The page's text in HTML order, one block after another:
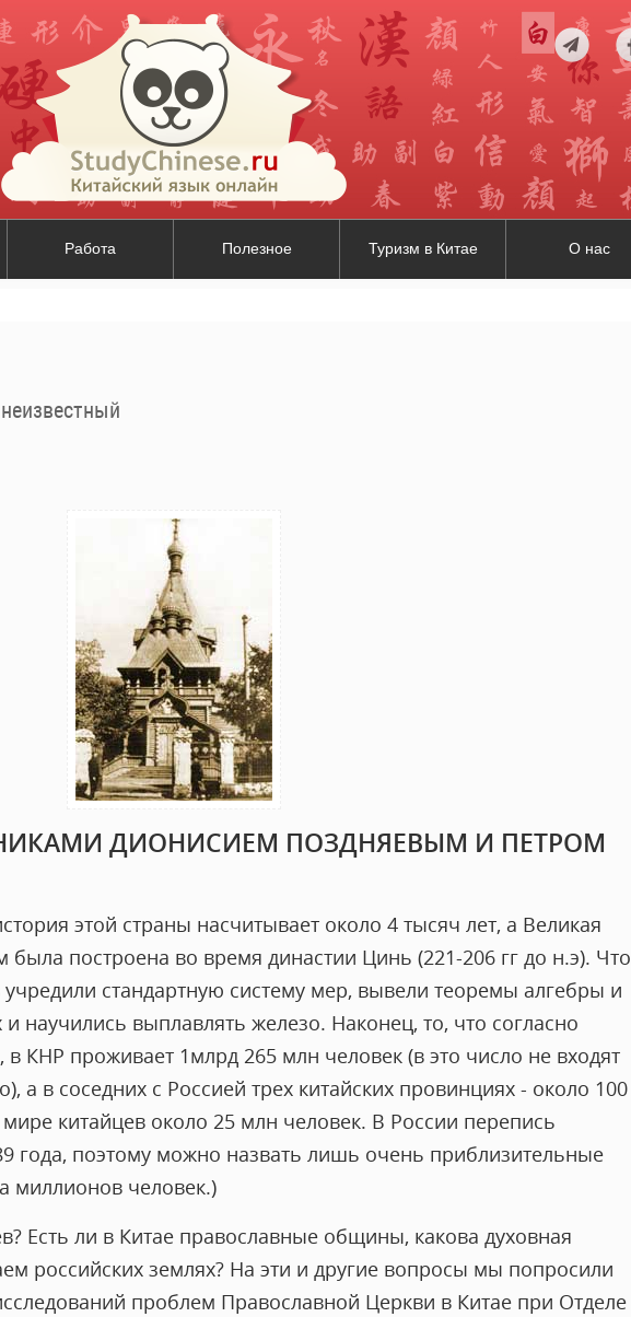
Работа Полезное Туризм в Китае О нас
ДИОНИСИЕМ ПОЗДНЯЕВЫМ И ПЕТРОМ
этой страны насчитывает около 4 тысяч лет, а Великая
была построена во время династии Цинь (221-206 гг до н.э). Что
стандартную систему мер, вывели теоремы алгебры и
научились выплавлять железо. Наконец, то, что согласно
в КНР проживает 1млрд 265 млн человек (в это число не входят
а в соседних с Россией трех китайских провинциях - около 100
китайцев около 25 млн человек. В России перепись
года, поэтому можно назвать лишь очень приблизительные
миллионов человек.)
Есть ли в Китае православные общины, какова духовная
российских землях? На эти и другие вопросы мы попросили
проблем Православной Церкви в Китае при Отделе